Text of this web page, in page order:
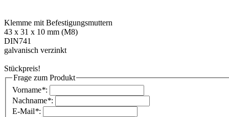
Klemme mit Befestigungsmuttern
43 x 31 x 10 mm (M8)
DIN741
galvanisch verzinkt
Stückpreis!
Frage zum Produkt
Vorname*:
Nachname*:
E-Mail*: